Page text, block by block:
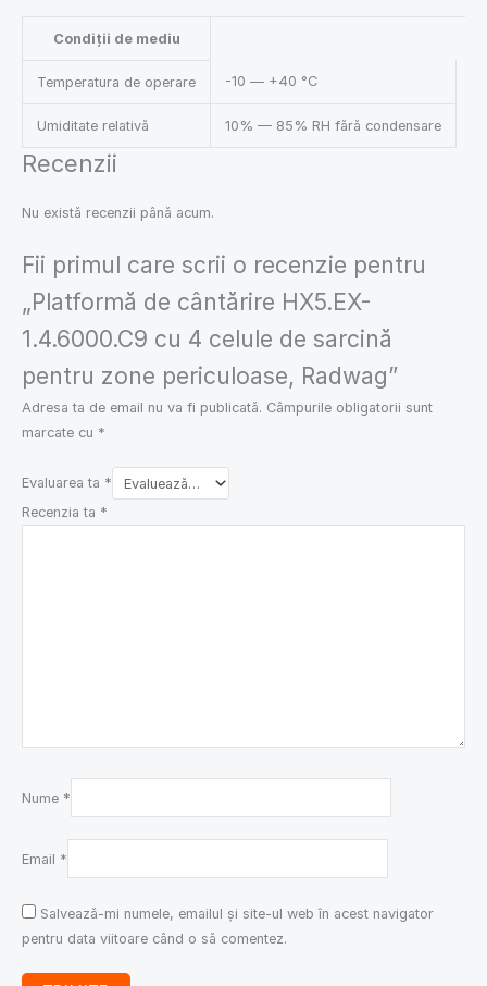
Condiții de mediu
Temperatura de operare -10 — +40 °C
Umiditate relativă 10% — 85% RH fără condensare
Recenzii
Nu există recenzii până acum.
Fii primul care scrii o recenzie pentru
„Platformă de cântărire HX5.EX-
1.4.6000.C9 cu 4 celule de sarcină
pentru zone periculoase, Radwag”
Adresa ta de email nu va fi publicată. Câmpurile obligatorii sunt
marcate cu *
Evaluarea ta *
Recenzia ta *
Nume *
Email *
Salvează-mi numele, emailul și site-ul web în acest navigator
pentru data viitoare când o să comentez.